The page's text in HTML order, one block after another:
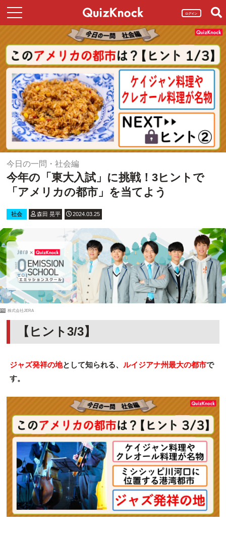
ログイン
今日の一問・社会編
今年の「東大入試」に挑戦！3ヒントで
「アメリカの都市」を当てよう
社会 森田 晃平 2024.03.25
PR 株式会社JERA
【ヒント3/3】
ジャズ発祥の地として知られる、 ルイジアナ州最大の都市で
す。